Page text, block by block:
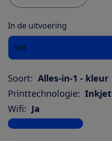
In de uitvoering
Wit
Soort: Alles-in-1 - kleur
Printtechnologie: Inkjet
Wifi: Ja
Bekijk alle specificaties